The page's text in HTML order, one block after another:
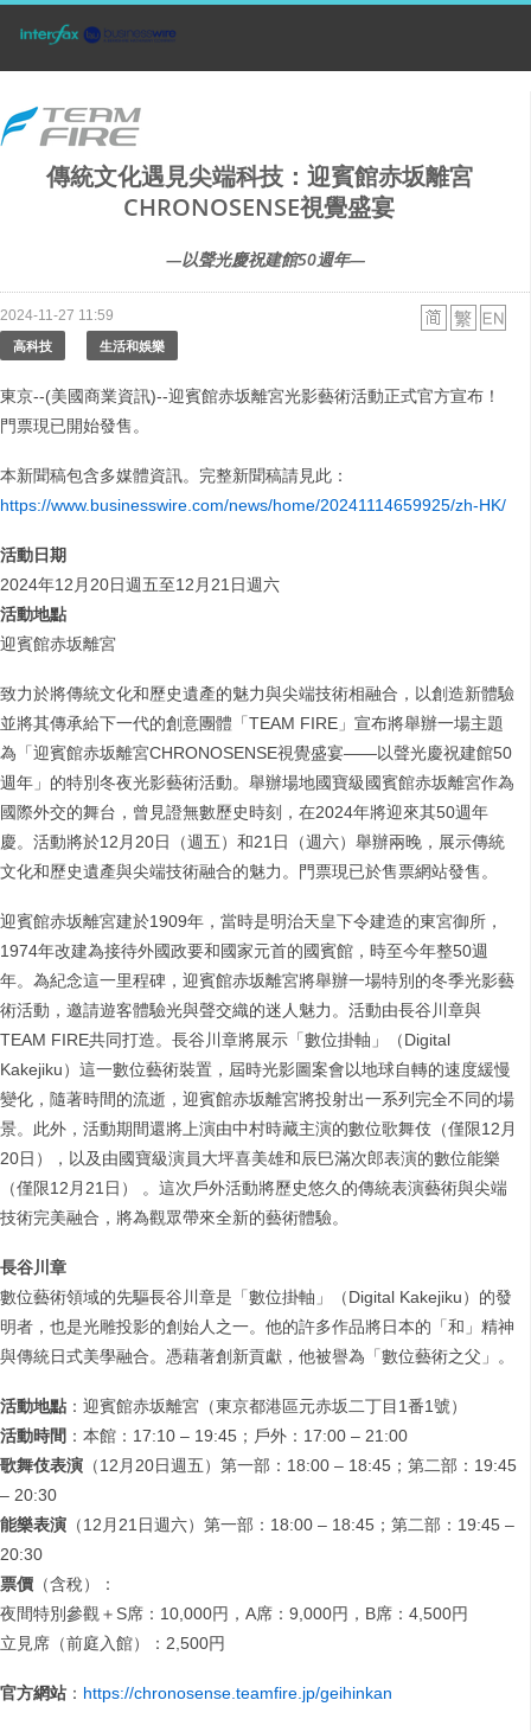
傳統文化遇見尖端科技：迎賓館赤坂離宮
CHRONOSENSE視覺盛宴
—以聲光慶祝建館50週年—
2024-11-27 11:59
高科技 生活和娛樂
東京--(美國商業資訊)--迎賓館赤坂離宮光影藝術活動正式官方宣布！
門票現已開始發售。
本新聞稿包含多媒體資訊。完整新聞稿請見此：
https://www.businesswire.com/news/home/20241114659925/zh-HK/
活動日期
2024年12月20日週五至12月21日週六
活動地點
迎賓館赤坂離宮
致力於將傳統文化和歷史遺產的魅力與尖端技術相融合，以創造新體驗
並將其傳承給下一代的創意團體「TEAM FIRE」宣布將舉辦一場主題
為「迎賓館赤坂離宮CHRONOSENSE視覺盛宴——以聲光慶祝建館50
週年」的特別冬夜光影藝術活動。舉辦場地國寶級國賓館赤坂離宮作為
國際外交的舞台，曾見證無數歷史時刻，在2024年將迎來其50週年
慶。活動將於12月20日（週五）和21日（週六）舉辦兩晚，展示傳統
文化和歷史遺產與尖端技術融合的魅力。門票現已於售票網站發售。
迎賓館赤坂離宮建於1909年，當時是明治天皇下令建造的東宮御所，
1974年改建為接待外國政要和國家元首的國賓館，時至今年整50週
年。為紀念這一里程碑，迎賓館赤坂離宮將舉辦一場特別的冬季光影藝
術活動，邀請遊客體驗光與聲交織的迷人魅力。活動由長谷川章與
TEAM FIRE共同打造。長谷川章將展示「數位掛軸」（Digital
Kakejiku）這一數位藝術裝置，屆時光影圖案會以地球自轉的速度緩慢
變化，隨著時間的流逝，迎賓館赤坂離宮將投射出一系列完全不同的場
景。此外，活動期間還將上演由中村時藏主演的數位歌舞伎（僅限12月
20日），以及由國寶級演員大坪喜美雄和辰巳滿次郎表演的數位能樂
（僅限12月21日） 。這次戶外活動將歷史悠久的傳統表演藝術與尖端
技術完美融合，將為觀眾帶來全新的藝術體驗。
長谷川章
數位藝術領域的先驅長谷川章是「數位掛軸」（Digital Kakejiku）的發
明者，也是光雕投影的創始人之一。他的許多作品將日本的「和」精神
與傳統日式美學融合。憑藉著創新貢獻，他被譽為「數位藝術之父」。
活動地點 ：迎賓館赤坂離宮（東京都港區元赤坂二丁目1番1號）
活動時間 ：本館：17:10 – 19:45；戶外：17:00 – 21:00
歌舞伎表演 （12月20日週五）第一部：18:00 – 18:45；第二部：19:45
– 20:30
能樂表演 （12月21日週六）第一部：18:00 – 18:45；第二部：19:45 –
20:30
票價 （含稅）：
夜間特別參觀＋S席：10,000円，A席：9,000円，B席：4,500円
立見席（前庭入館）：2,500円
官方網站 ： https://chronosense.teamfire.jp/geihinkan